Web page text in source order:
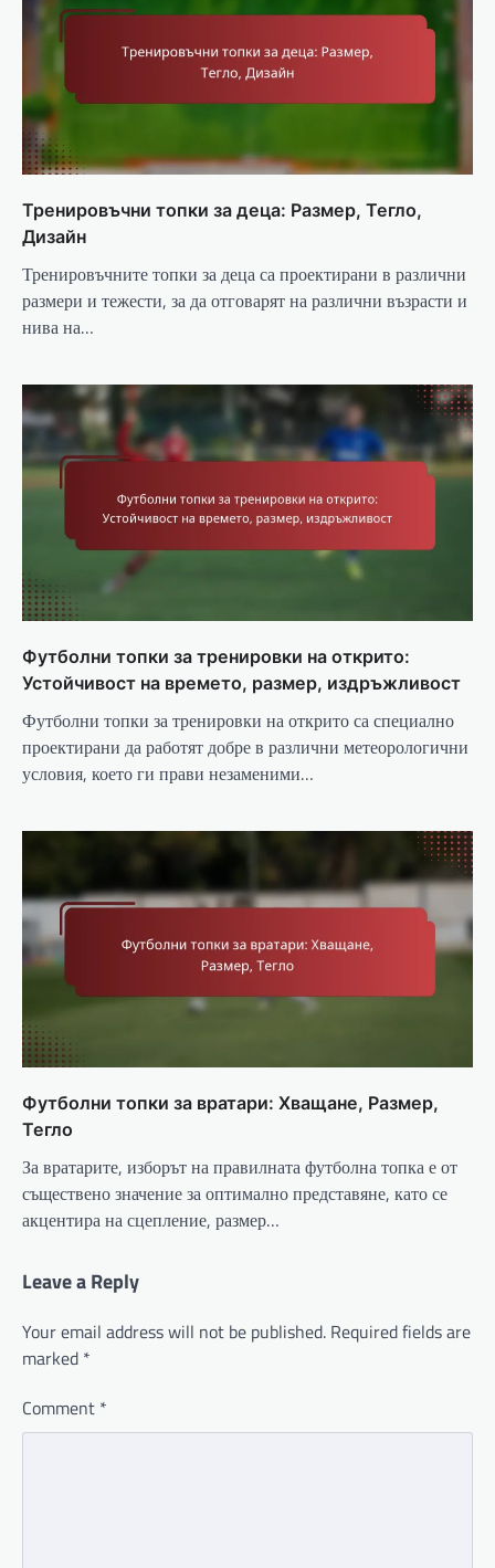
Тренировъчни топки за деца: Размер, Тегло,
Дизайн
Тренировъчните топки за деца са проектирани в различни
размери и тежести, за да отговарят на различни възрасти и
нива на…
Футболни топки за тренировки на открито:
Устойчивост на времето, размер, издръжливост
Футболни топки за тренировки на открито са специално
проектирани да работят добре в различни метеорологични
условия, което ги прави незаменими…
Футболни топки за вратари: Хващане, Размер,
Тегло
За вратарите, изборът на правилната футболна топка е от
съществено значение за оптимално представяне, като се
акцентира на сцепление, размер…
Leave a Reply
Your email address will not be published. Required fields are
marked *
Comment *